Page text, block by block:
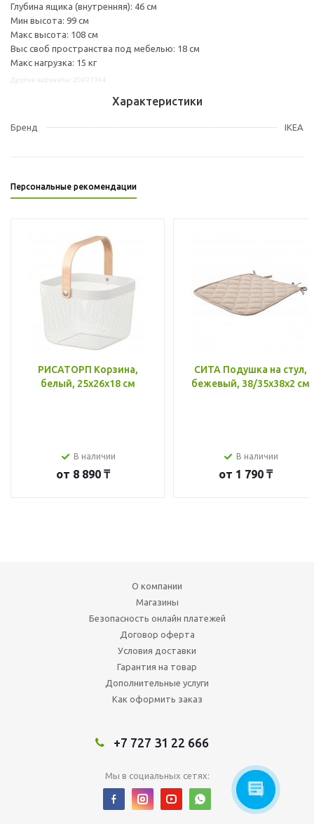
Глубина ящика (внутренняя): 46 см
Мин высота: 99 см
Макс высота: 108 см
Выс своб пространства под мебелью: 18 см
Макс нагрузка: 15 кг
Характеристики
Бренд IKEA
Персональные рекомендации
РИСАТОРП Корзина,
белый, 25x26x18 см
В наличии
от 8 890 ₸
СИТА Подушка на стул,
бежевый, 38/35x38x2 см
В наличии
от 1 790 ₸
О компании
Магазины
Безопасность онлайн платежей
Договор оферта
Условия доставки
Гарантия на товар
Дополнительные услуги
Как оформить заказ
+7 727 31 22 666
Мы в социальных сетях: